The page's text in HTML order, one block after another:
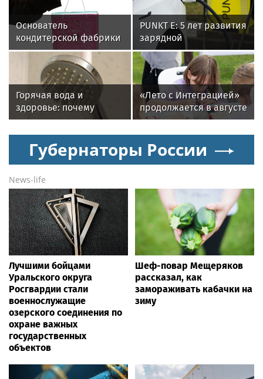
Основатель
кондитерской фабрики
«Dy’Nastie» Георгий
Хачинян: как
необычные добавки в
шоколаде реально
работают, а какие -
маркетинг
PUNKT E: 5 лет развития
зарядной
инфраструктуры
Горячая вода и
здоровье: почему
важен исправный
«Лето с Интеграцией»
продолжается в августе
— заключительный
Губернаторы России
News-life
Лучшими бойцами
Уральского округа
Росгвардии стали
военнослужащие
озерского соединения по
охране важных
государственных
объектов
Шеф-повар Мещеряков
рассказал, как
замораживать кабачки на
зиму